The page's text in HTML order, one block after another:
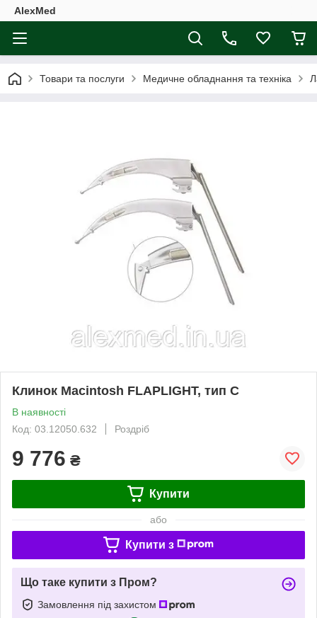
AlexMed
Товари та послуги Медичне обладнання та техніка
Клинок Macintosh FLAPLIGHT, тип C
В наявності
Код: 03.12050.632
Роздріб
9 776 ₴
Купити
або
Купити з
Що таке купити з Пром?
Замовлення під захистом